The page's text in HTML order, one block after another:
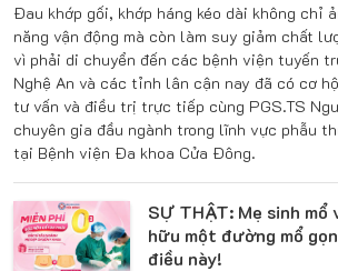
Đau khớp gối, khớp háng kéo dài không chỉ
năng vận động mà còn làm suy giảm chất
vì phải di chuyển đến các bệnh viện tuyến
Nghệ An và các tỉnh lân cận nay đã có cơ
tư vấn và điều trị trực tiếp cùng PGS.TS
chuyên gia đầu ngành trong lĩnh vực phẫu
tại Bệnh viện Đa khoa Cửa Đông.
SỰ THẬT: Mẹ sinh mổ
hữu một đường mổ
điều này!